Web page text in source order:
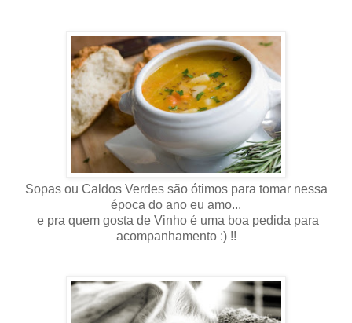
Sopas ou Caldos Verdes são ótimos para tomar nessa
época do ano eu amo...
e pra quem gosta de Vinho é uma boa pedida para
acompanhamento :) !!